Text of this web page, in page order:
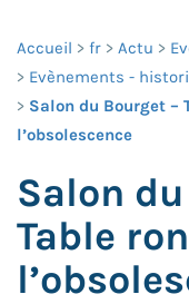
Accueil fr Actu
Evènements -
Salon du Bourget –
l’obsolescence
Salon
Table